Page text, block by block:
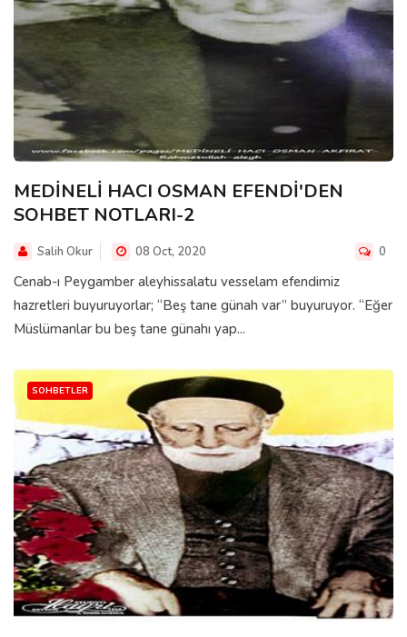
MEDİNELİ HACI OSMAN EFENDİ'DEN
SOHBET NOTLARI-2
Salih Okur 08 Oct, 2020 0
Cenab-ı Peygamber aleyhissalatu vesselam efendimiz
hazretleri buyuruyorlar; “Beş tane günah var” buyuruyor. “Eğer
Müslümanlar bu beş tane günahı yap...
SOHBETLER